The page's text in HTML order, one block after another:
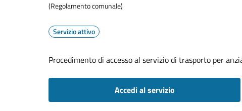
(Regolamento comunale)
Servizio attivo
Procedimento di accesso al servizio di trasporto per
Accedi al servizio